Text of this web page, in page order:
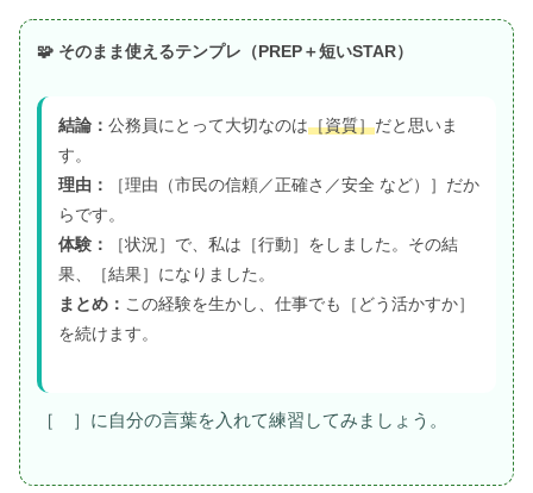
🧩 そのまま使えるテンプレ（PREP＋短いSTAR）
結論： 公務員にとって大切なのは［資質］だと思いま
す。
理由：
［理由（市民の信頼／正確さ／安全 など）］だか
らです。
体験：
［状況］で、私は［行動］をしました。その結
果、［結果］になりました。
まとめ： この経験を生かし、仕事でも［どう活かすか］
を続けます。
［ ］に自分の言葉を入れて練習してみましょう。